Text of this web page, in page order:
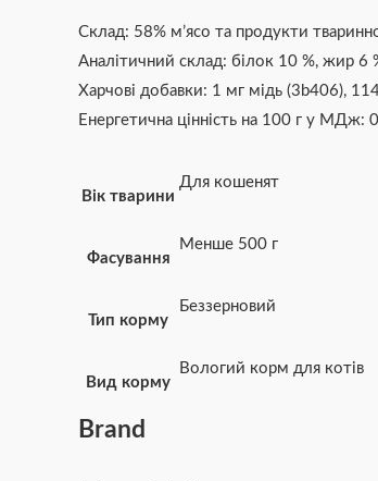
Склад: 58% м’ясо та продукти
Аналітичний склад: білок 10 %, жир 6
Харчові добавки: 1 мг мідь (3b406),
Енергетична цінність на 100 г у МДж:
Вік тварини
Для кошенят
Фасування
Менше 500 г
Тип корму
Беззерновий
Вид корму
Вологий корм для котів
Brand